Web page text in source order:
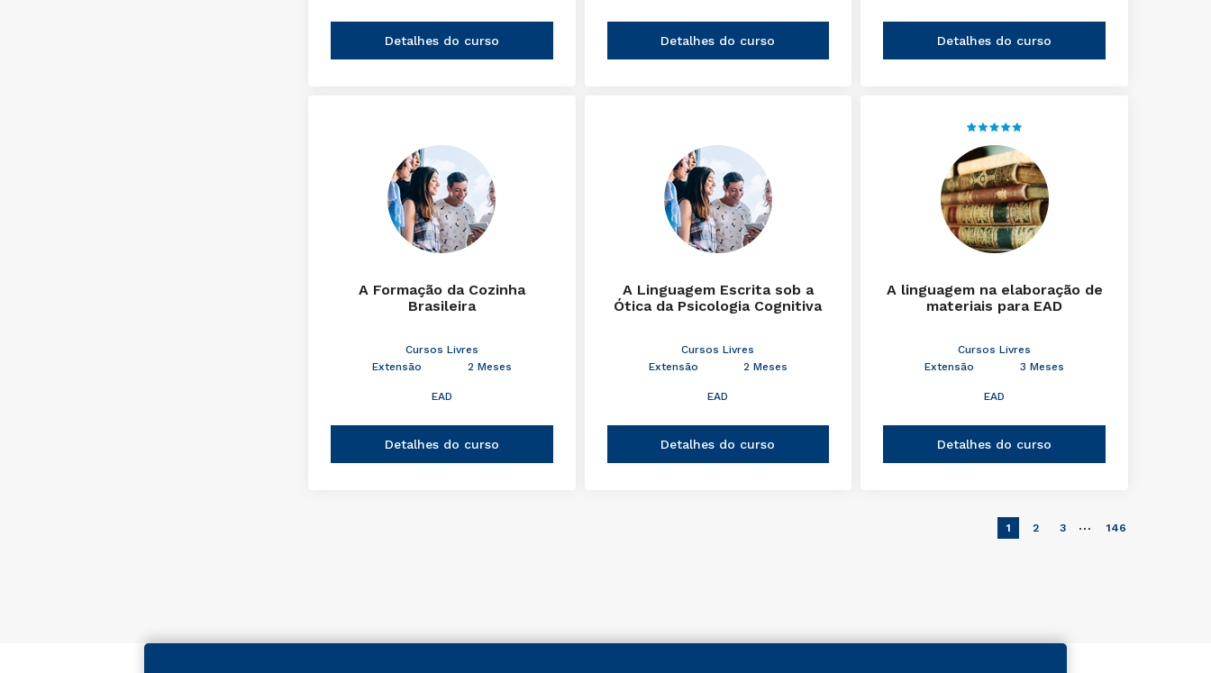
Detalhes do curso Detalhes do curso Detalhes do curso
A Formação da Cozinha
Brasileira
Cursos Livres
Extensão
2 Meses
EAD
Detalhes do curso
A Linguagem Escrita sob a
Ótica da Psicologia Cognitiva
Cursos Livres
Extensão
2 Meses
EAD
Detalhes do curso
A linguagem na elaboração de
materiais para EAD
Cursos Livres
Extensão
3 Meses
EAD
Detalhes do curso
1 2 3 … 146